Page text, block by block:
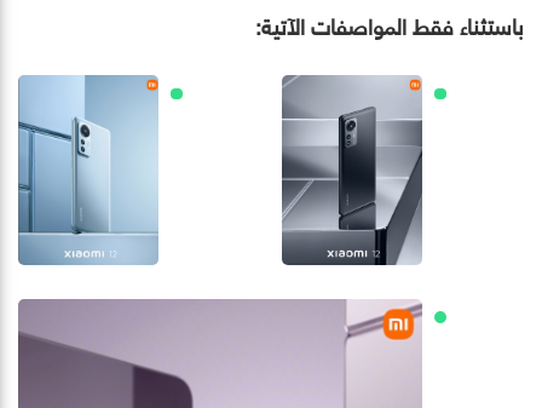
باستثناء فقط المواصفات الآتية: